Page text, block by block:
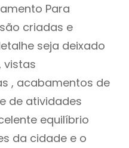
Para
criadas e
seja deixado
vistas
, acabamentos de
de atividades
equilíbrio
da cidade e o